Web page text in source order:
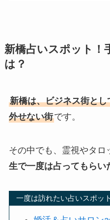
新橋占いスポット！
は？
新橋は、ビジネス街と
外せない街です。
その中でも、霊視やタロ
生で一度は占ってもらい
一度は訪れたい占いスポット